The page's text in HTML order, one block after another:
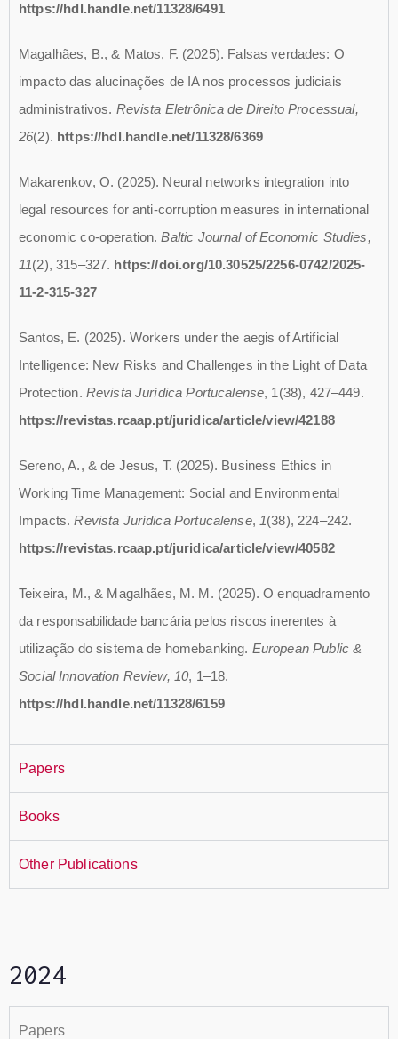
https://hdl.handle.net/11328/6491
Magalhães, B., & Matos, F. (2025). Falsas verdades: O
impacto das alucinações de IA nos processos judiciais
administrativos. Revista Eletrônica de Direito Processual,
26(2). https://hdl.handle.net/11328/6369
Makarenkov, O. (2025). Neural networks integration into
legal resources for anti-corruption measures in international
economic co-operation.Baltic Journal of Economic Studies,
11(2), 315–327. https://doi.org/10.30525/2256-0742/2025-
11-2-315-327
Santos, E. (2025). Workers under the aegis of Artificial
Intelligence: New Risks and Challenges in the Light of Data
Protection. Revista Jurídica Portucalense, 1(38), 427–449.
https://revistas.rcaap.pt/juridica/article/view/42188
Sereno, A., & de Jesus, T. (2025). Business Ethics in
Working Time Management: Social and Environmental
Impacts.Revista Jurídica Portucalense, 1(38), 224–242.
https://revistas.rcaap.pt/juridica/article/view/40582
Teixeira, M., & Magalhães, M. M. (2025). O enquadramento
da responsabilidade bancária pelos riscos inerentes à
utilização do sistema de homebanking. European Public &
Social Innovation Review, 10, 1–18.
https://hdl.handle.net/11328/6159
Papers
Books
Other Publications
2024
Papers